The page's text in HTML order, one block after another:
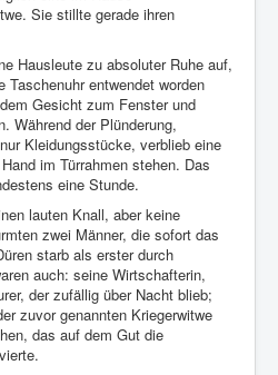
Sie stillte gerade ihren
Hausleute zu absoluter Ruhe auf,
entwendet worden
Gesicht zum Fenster und
Während der Plünderung,
Kleidungsstücke, verblieb eine
im Türrahmen stehen. Das
eine Stunde.
lauten Knall, aber keine
zwei Männer, die sofort das
starb als erster durch
auch: seine Wirtschafterin,
der zufällig über Nacht blieb;
zuvor genannten Kriegerwitwe
das auf dem Gut die